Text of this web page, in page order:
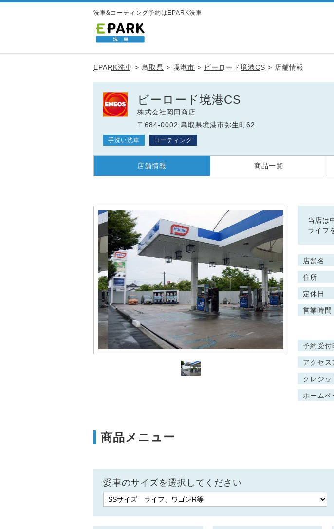
洗車&コーティング予約はEPARK洗車
EPARK洗車 > 鳥取県 > 境港市 > ビーロード境港CS > 店舗情報
ビーロード境港CS
株式会社岡田商店
〒684-0002 鳥取県境港市弥生町62
手洗い洗車 コーティング
店舗情報 商品一覧
当店は
ライフ
店舗名
住所
定休日
営業時間
予約受付
アクセス
クレジッ
ホームペ
商品メニュー
愛車のサイズを選択してください